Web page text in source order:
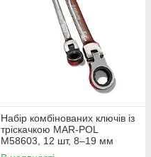
Набір комбінованих ключів із
тріскачкою MAR-POL
M58603, 12 шт, 8–19 мм